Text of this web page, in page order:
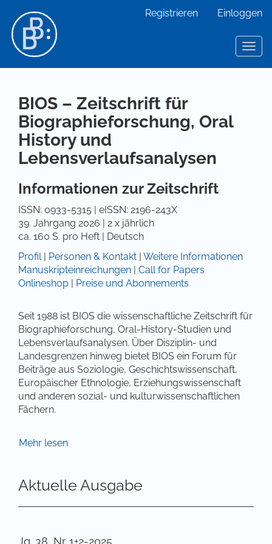
Hauptinhalt
Sidebar
Registrieren Einloggen
BIOS – Zeitschrift für
Biographieforschung, Oral
History und
Lebensverlaufsanalysen
Informationen zur Zeitschrift
ISSN: 0933-5315 | eISSN: 2196-243X
39. Jahrgang 2026 | 2 x jährlich
ca. 160 S. pro Heft | Deutsch
Profil | Personen & Kontakt | Weitere Informationen
Manuskripteinreichungen | Call for Papers
Onlineshop | Preise und Abonnements
Seit 1988 ist BIOS die wissenschaftliche Zeitschrift für
Biographieforschung, Oral-History-Studien und
Lebensverlaufsanalysen. Über Disziplin- und
Landesgrenzen hinweg bietet BIOS ein Forum für
Beiträge aus Soziologie, Geschichtswissenschaft,
Europäischer Ethnologie, Erziehungswissenschaft
und anderen sozial- und kulturwissenschaftlichen
Fächern.
In der Zeitschrift
publiziert, einschlägige Neuerscheinungen
rezensiert, wiederentdeckte frühere Texte vorgestellt
sowie Veranstaltungen angekündigt.
Mehr lesen
Aktuelle Ausgabe
Jg. 38, Nr. 1+2-2025